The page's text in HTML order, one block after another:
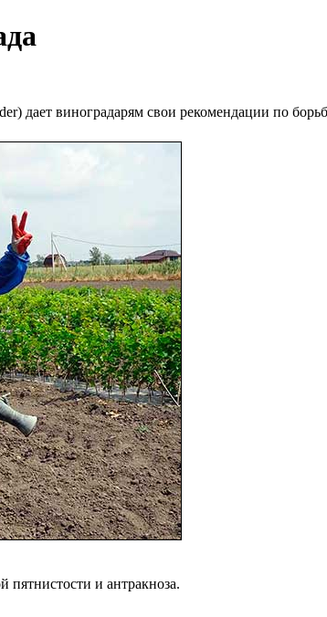
дает виноградарям свои рекомендации по
пятнистости и антракноза.